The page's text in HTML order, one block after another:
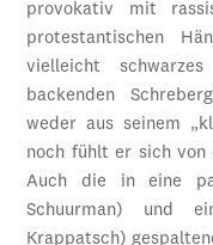
provokativ mit
protestantischen
vielleicht
backenden
weder aus seinem
noch fühlt er sich von
Auch die in eine
Schuurman) und
Krappatsch)